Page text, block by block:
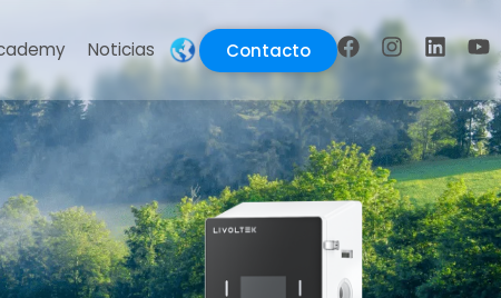
Noticias Contacto